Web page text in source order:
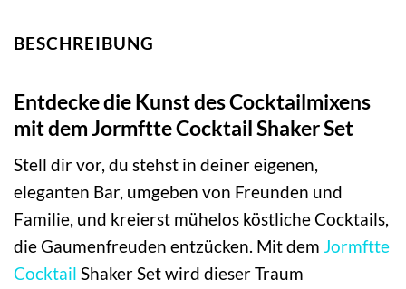
BESCHREIBUNG
Entdecke die Kunst des Cocktailmixens
mit dem Jormftte Cocktail Shaker Set
Stell dir vor, du stehst in deiner eigenen,
eleganten Bar, umgeben von Freunden und
Familie, und kreierst mühelos köstliche Cocktails,
die Gaumenfreuden entzücken. Mit dem Jormftte
Cocktail Shaker Set wird dieser Traum